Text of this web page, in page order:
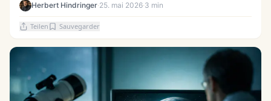
Herbert Hindringer·25. mai 2026·3 min
Teilen Sauvegarder